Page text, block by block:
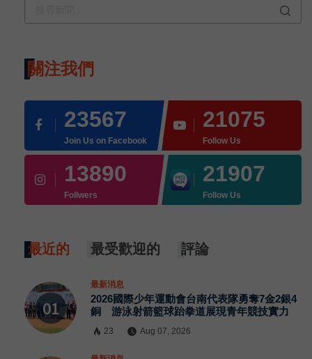
關注我們
23567
Join Us on Facebook
21075
Follow Us
13890
Follwers
21907
Follow Us
最近的 最受歡迎的 評論
最新消息
2026國際少年運動會台南代表隊勇奪7金2銀4
銅 游泳射箭籃球跆拳道展現青年競技實力
23 Aug 07, 2026